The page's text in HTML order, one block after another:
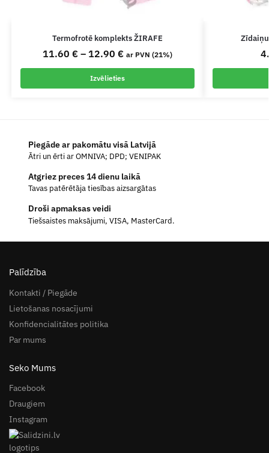
Termofrotē komplekts ŽIRAFE
11.60 € – 12.90 € ar PVN (21%)
Izvēlieties
Piegāde ar pakomātu visā Latvijā
Ātri un ērti ar OMNIVA; DPD; VENIPAK
Atgriez preces 14 dienu laikā
Tavas patērētāja tiesības aizsargātas
Droši apmaksas veidi
Tiešsaistes maksājumi, VISA, MasterCard.
Palīdzība
Kontakti / Piegāde
Lietošanas nosacījumi
Konfidencialitātes politika
Par mums
Seko Mums
Facebook
Draugiem
Instagram